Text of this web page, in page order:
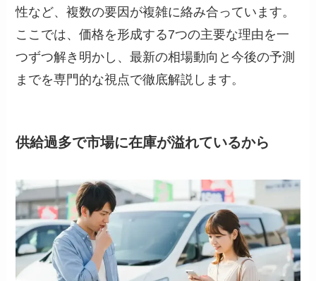
性など、複数の要因が複雑に絡み合っています。
ここでは、価格を形成する7つの主要な理由を一
つずつ解き明かし、最新の相場動向と今後の予測
までを専門的な視点で徹底解説します。
供給過多で市場に在庫が溢れているから